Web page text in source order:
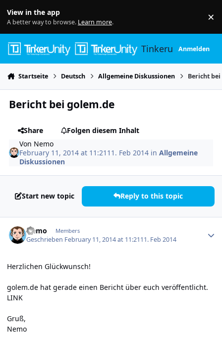
View in the app
A better way to browse. Learn more. ×
TinkerunityAnmelden
Startseite Deutsch Allgemeine Diskussionen Bericht
Bericht bei golem.de
Share
Folgen diesem Inhalt
Von Nemo
February 11, 2014 at 11:21 11. Feb 2014 inAllgemeine
Diskussionen
Start new topic Reply to this topic
Nemo Members
Geschrieben February 11, 2014 at 11:2111. Feb 2014
Herzlichen Glückwunsch!
golem.de hat gerade einen Bericht über euch veröffentlicht.
LINK
Gruß,
Nemo